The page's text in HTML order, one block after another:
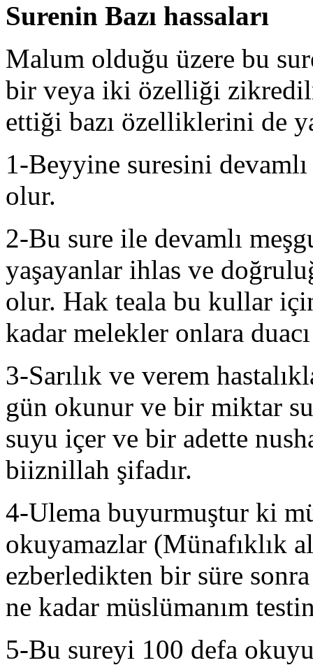
Surenin Bazı hassaları
Malum olduğu üzere bu
bir veya iki özelliği
ettiği bazı özelliklerini de
1-Beyyine suresini
olur.
2-Bu sure ile devamlı
yaşayanlar ihlas ve
olur. Hak teala bu kullar
kadar melekler onlara
3-Sarılık ve verem
gün okunur ve bir miktar
suyu içer ve bir adette
biiznillah şifadır.
4-Ulema buyurmuştur ki
okuyamazlar (Münafıklık
ezberledikten bir süre
ne kadar müslümanım
5-Bu sureyi 100 defa